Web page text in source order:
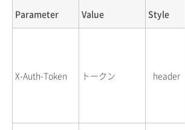
Parameter Value Style
X-Auth-Token トークン header